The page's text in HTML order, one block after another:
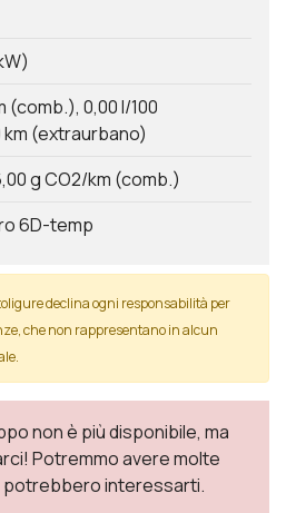
(comb.) 0,00 l/100
km (extraurbano)
g CO2/km (comb.)
6D-temp
declina ogni responsabilità per
che non rappresentano in alcun
non è più disponibile, ma
Potremmo avere molte
potrebbero interessarti.